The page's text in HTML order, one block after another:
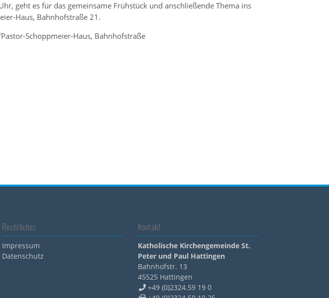
geht es für das gemeinsame Frühstück und anschließende Thema ins
Haus, Bahnhofstraße 21.
Schoppmeier-Haus, Bahnhofstraße
Rechtliches
Impressum
Datenschutz
Kontakt
Katholische Kirchengemeinde St.
Peter und Paul Hattingen
Bahnhofstr. 13
45525 Hattingen
+49 (0)2324.59 19 0